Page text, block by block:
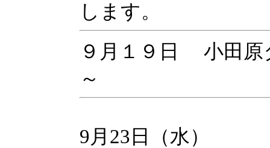
します。
９月１９日 小田
～
9月23日（水）